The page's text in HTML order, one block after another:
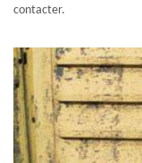
contacter.